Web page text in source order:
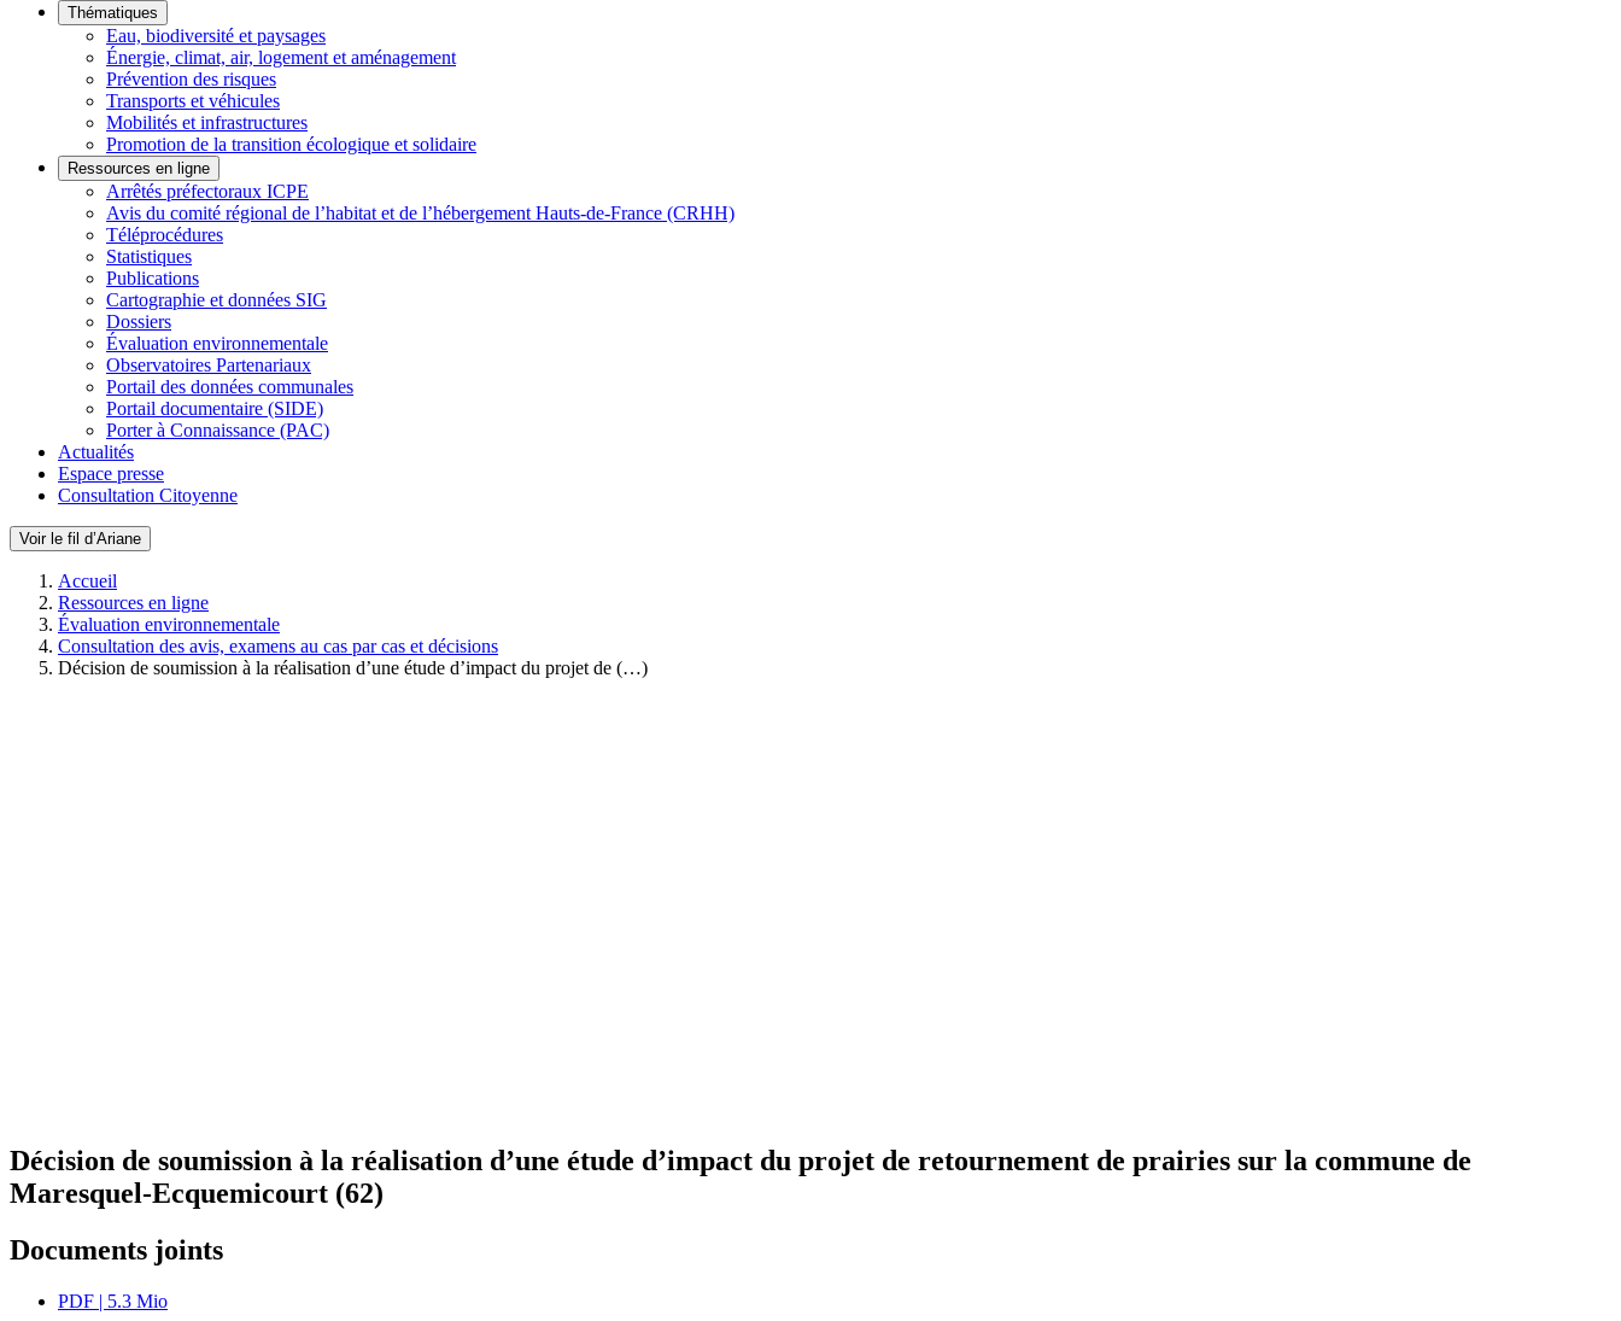
Thématiques
Eau, biodiversité et paysages
Énergie, climat, air, logement et aménagement
Prévention des risques
Transports et véhicules
Mobilités et infrastructures
Promotion de la transition écologique et solidaire
Ressources en ligne
Arrêtés préfectoraux ICPE
Avis du comité régional de l’habitat et de l’hébergement Hauts-de-France (CRHH)
Téléprocédures
Statistiques
Publications
Cartographie et données SIG
Dossiers
Évaluation environnementale
Observatoires Partenariaux
Portail des données communales
Portail documentaire (SIDE)
Porter à Connaissance (PAC)
Actualités
Espace presse
Consultation Citoyenne
Voir le fil d’Ariane
Accueil
Ressources en ligne
Évaluation environnementale
Consultation des avis, examens au cas par cas et décisions
Décision de soumission à la réalisation d’une étude d’impact du projet de (…)
Décision de soumission à la réalisation d’une étude d’impact du projet de retournement de prairies sur la commune de
Maresquel-Ecquemicourt (62)
Documents joints
PDF | 5.3 Mio